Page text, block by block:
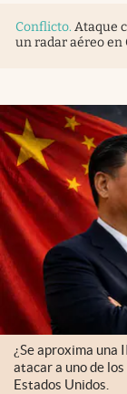
Conflicto. Ataque
un radar aéreo en
¿Se aproxima una
atacar a uno de
Estados Unidos.